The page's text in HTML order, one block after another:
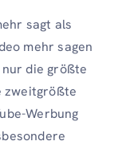
sagt als
mehr sagen
die größte
zweitgrößte
Werbung